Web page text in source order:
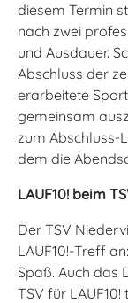
diesem Termin
nach zwei
und Ausdauer.
Abschluss der
erarbeitete
gemeinsam
zum Abschluss-
dem die
LAUF10! beim
Der TSV
LAUF10!-Treff
Spaß. Auch das
TSV für